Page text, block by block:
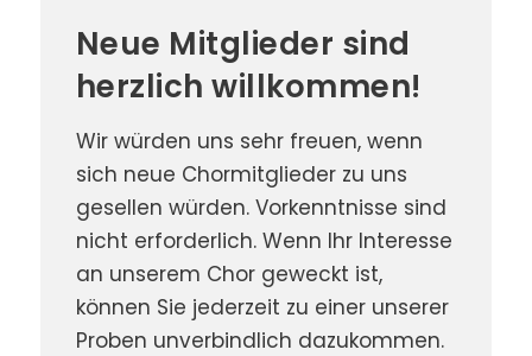
Neue Mitglieder sind
herzlich willkommen!
Wir würden uns sehr freuen, wenn
sich neue Chormitglieder zu uns
gesellen würden. Vorkenntnisse sind
nicht erforderlich. Wenn Ihr Interesse
an unserem Chor geweckt ist,
können Sie jederzeit zu einer unserer
Proben unverbindlich dazukommen.